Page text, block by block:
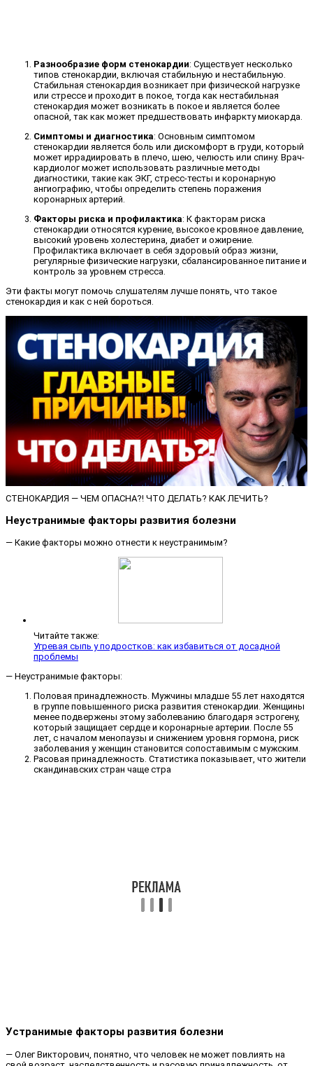
Разнообразие форм стенокардии: Существует несколько
типов стенокардии, включая стабильную и нестабильную.
Стабильная стенокардия возникает при физической нагрузке
или стрессе и проходит в покое, тогда как нестабильная
стенокардия может возникать в покое и является более
опасной, так как может предшествовать инфаркту миокарда.
Симптомы и диагностика: Основным симптомом
стенокардии является боль или дискомфорт в груди, который
может иррадиировать в плечо, шею, челюсть или спину. Врач-
кардиолог может использовать различные методы
диагностики, такие как ЭКГ, стресс-тесты и коронарную
ангиографию, чтобы определить степень поражения
коронарных артерий.
Факторы риска и профилактика: К факторам риска
стенокардии относятся курение, высокое кровяное давление,
высокий уровень холестерина, диабет и ожирение.
Профилактика включает в себя здоровый образ жизни,
регулярные физические нагрузки, сбалансированное питание и
контроль за уровнем стресса.
Эти факты могут помочь слушателям лучше понять, что такое
стенокардия и как с ней бороться.
СТЕНОКАРДИЯ — ЧЕМ ОПАСНА?! ЧТО ДЕЛАТЬ? КАК ЛЕЧИТЬ?
Неустранимые факторы развития болезни
— Какие факторы можно отнести к неустранимым?
Читайте также:
Угревая сыпь у подростков: как избавиться от досадной
проблемы
— Неустранимые факторы:
Половая принадлежность. Мужчины младше 55 лет находятся
в группе повышенного риска развития стенокардии. Женщины
менее подвержены этому заболеванию благодаря эстрогену,
который защищает сердце и коронарные артерии. После 55
лет, с началом менопаузы и снижением уровня гормона, риск
заболевания у женщин становится сопоставимым с мужским.
Расовая принадлежность. Статистика показывает, что жители
скандинавских стран чаще стра
Устранимые факторы развития болезни
— Олег Викторович, понятно, что человек не может повлиять на